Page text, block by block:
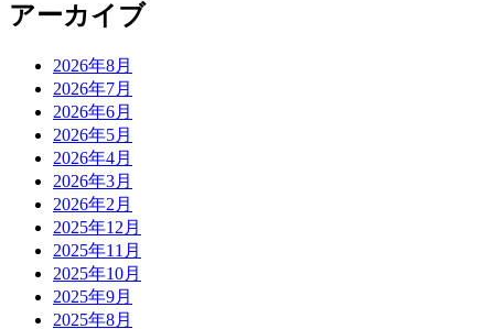
アーカイブ
2026年8月
2026年7月
2026年6月
2026年5月
2026年4月
2026年3月
2026年2月
2025年12月
2025年11月
2025年10月
2025年9月
2025年8月